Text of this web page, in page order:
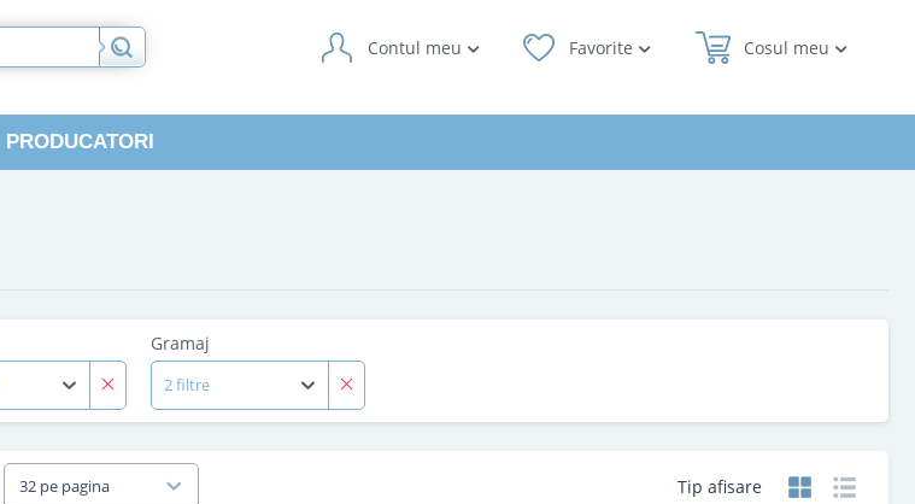
Cosul meu
Favorite
Contul meu
PRODUCATORI
Gramaj
2 filtre
Tip afisare
32 pe pagina